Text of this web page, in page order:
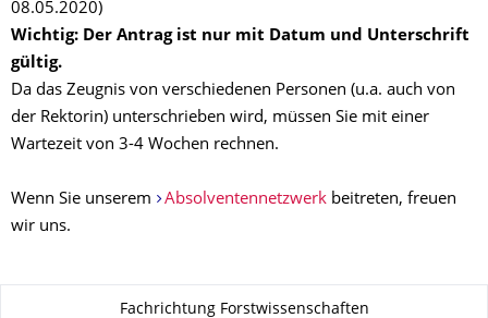
08.05.2020)
Wichtig: Der Antrag ist nur mit Datum und Unterschrift
gültig.
Da das Zeugnis von verschiedenen Personen (u.a. auch von
der Rektorin) unterschrieben wird, müssen Sie mit einer
Wartezeit von 3-4 Wochen rechnen.
Wenn Sie unserem Absolventennetzwerk beitreten, freuen
wir uns.
Zu dieser SeiteFachrichtung Forstwissenschaften